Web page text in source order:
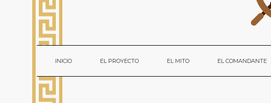
INICIO EL PROYECTO EL MITO EL COMANDANTE